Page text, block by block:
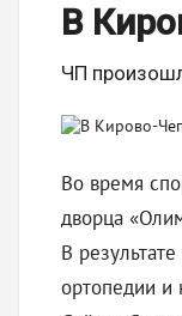
В
ЧП
Во время
дворца
В
ортопедии и